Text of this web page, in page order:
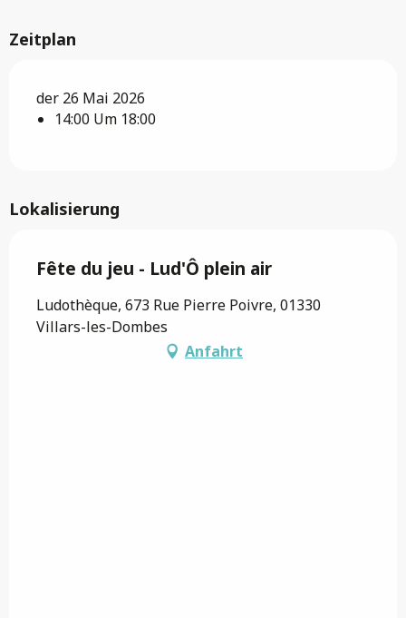
Zeitplan
der 26 Mai 2026
14:00 Um 18:00
Lokalisierung
Fête du jeu - Lud'Ô plein air
Ludothèque, 673 Rue Pierre Poivre, 01330
Villars-les-Dombes
Anfahrt